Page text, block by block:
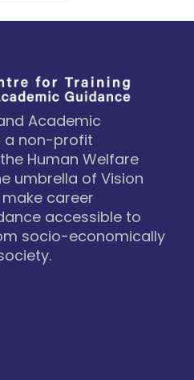
Academic
a non-profit
Human Welfare
umbrella of Vision
career
accessible to
socio-economically